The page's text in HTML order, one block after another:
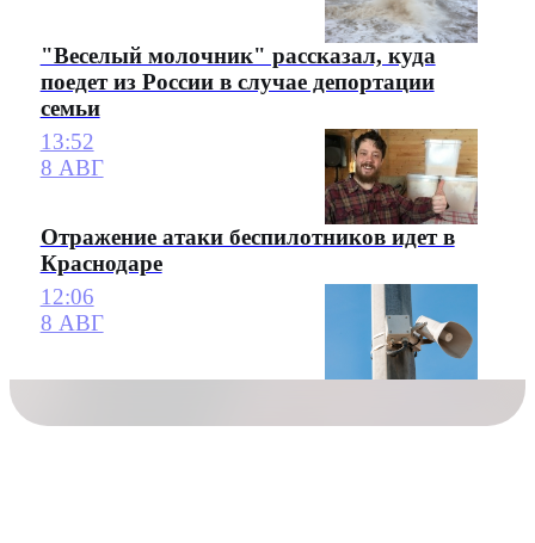
"Веселый молочник" рассказал, куда
поедет из России в случае депортации
семьи
13:52
8 АВГ
Отражение атаки беспилотников идет в
Краснодаре
12:06
8 АВГ